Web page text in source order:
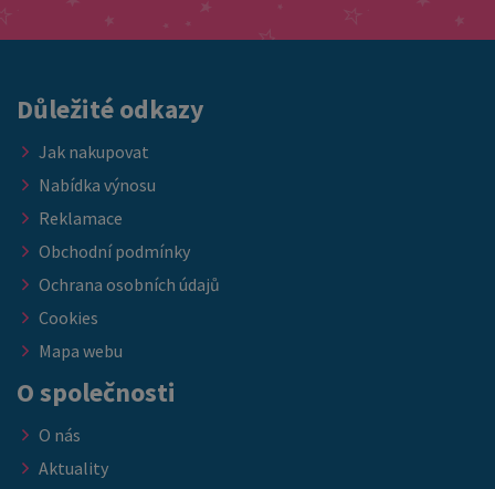
nebo ubytovacích kapacit. ➡️ Nabídka platí do vyprodání
Důležité odkazy
Jak nakupovat
Nabídka výnosu
Reklamace
Obchodní podmínky
Ochrana osobních údajů
Cookies
Mapa webu
O společnosti
O nás
Aktuality